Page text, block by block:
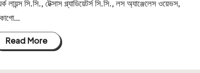
লায়ন্স সি.সি., টেক্সাস গ্ল্যাডিয়েটর্স সি.সি., লস অ্যাঞ্জেলেস ওয়েভস,
Read More